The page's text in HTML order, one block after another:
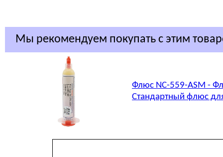
Мы рекомендуем покупать с этим
Флюс NC-559-ASM -
Стандартный флюс